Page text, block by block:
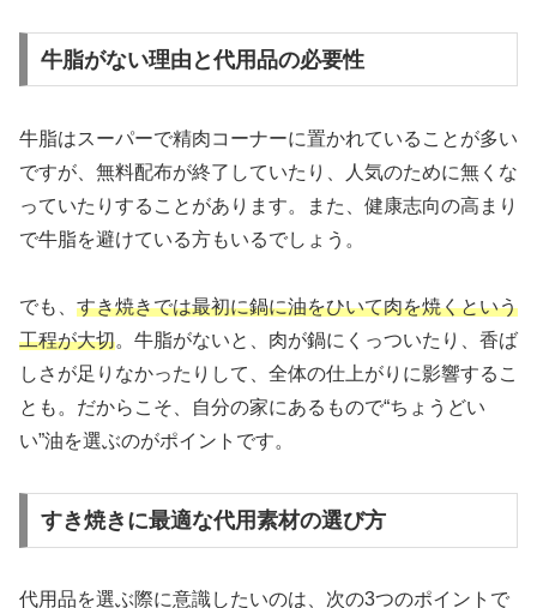
牛脂がない理由と代用品の必要性
牛脂はスーパーで精肉コーナーに置かれていることが多い
ですが、無料配布が終了していたり、人気のために無くな
っていたりすることがあります。また、健康志向の高まり
で牛脂を避けている方もいるでしょう。
でも、 すき焼きでは最初に鍋に油をひいて肉を焼くという
工程が大切。牛脂がないと、肉が鍋にくっついたり、香ば
しさが足りなかったりして、全体の仕上がりに影響するこ
とも。だからこそ、自分の家にあるもので“ちょうどい
い”油を選ぶのがポイントです。
すき焼きに最適な代用素材の選び方
代用品を選ぶ際に意識したいのは、次の3つのポイントで